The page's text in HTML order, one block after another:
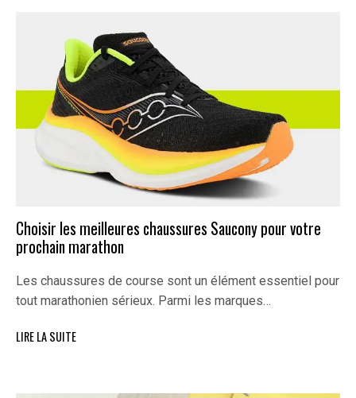
Choisir les meilleures chaussures Saucony pour votre
prochain marathon
Les chaussures de course sont un élément essentiel pour
tout marathonien sérieux. Parmi les marques…
LIRE LA SUITE